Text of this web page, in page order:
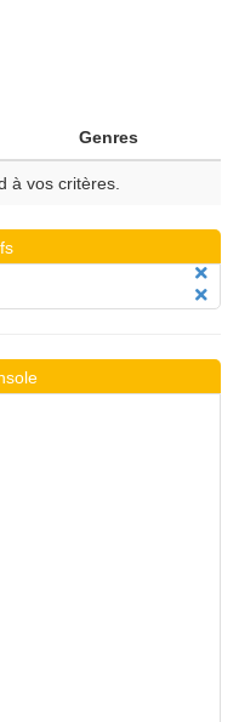
Genres
à vos critères.